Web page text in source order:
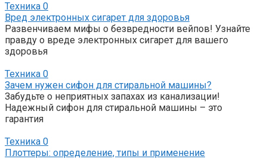
Техника 0
Вред электронных сигарет для здоровья
Развенчиваем мифы о безвредности вейпов! Узнайте
правду о вреде электронных сигарет для вашего
здоровья
Техника 0
Зачем нужен сифон для стиральной машины?
Забудьте о неприятных запахах из канализации!
Надежный сифон для стиральной машины – это
гарантия
Техника 0
Плоттеры: определение, типы и применение